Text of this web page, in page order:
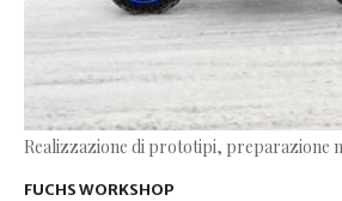
Realizzazione di prototipi, preparazione
FUCHS WORKSHOP